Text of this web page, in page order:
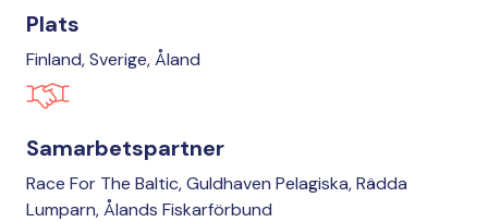
Plats
Finland, Sverige, Åland
Samarbetspartner
Race For The Baltic, Guldhaven Pelagiska, Rädda
Lumparn, Ålands Fiskarförbund